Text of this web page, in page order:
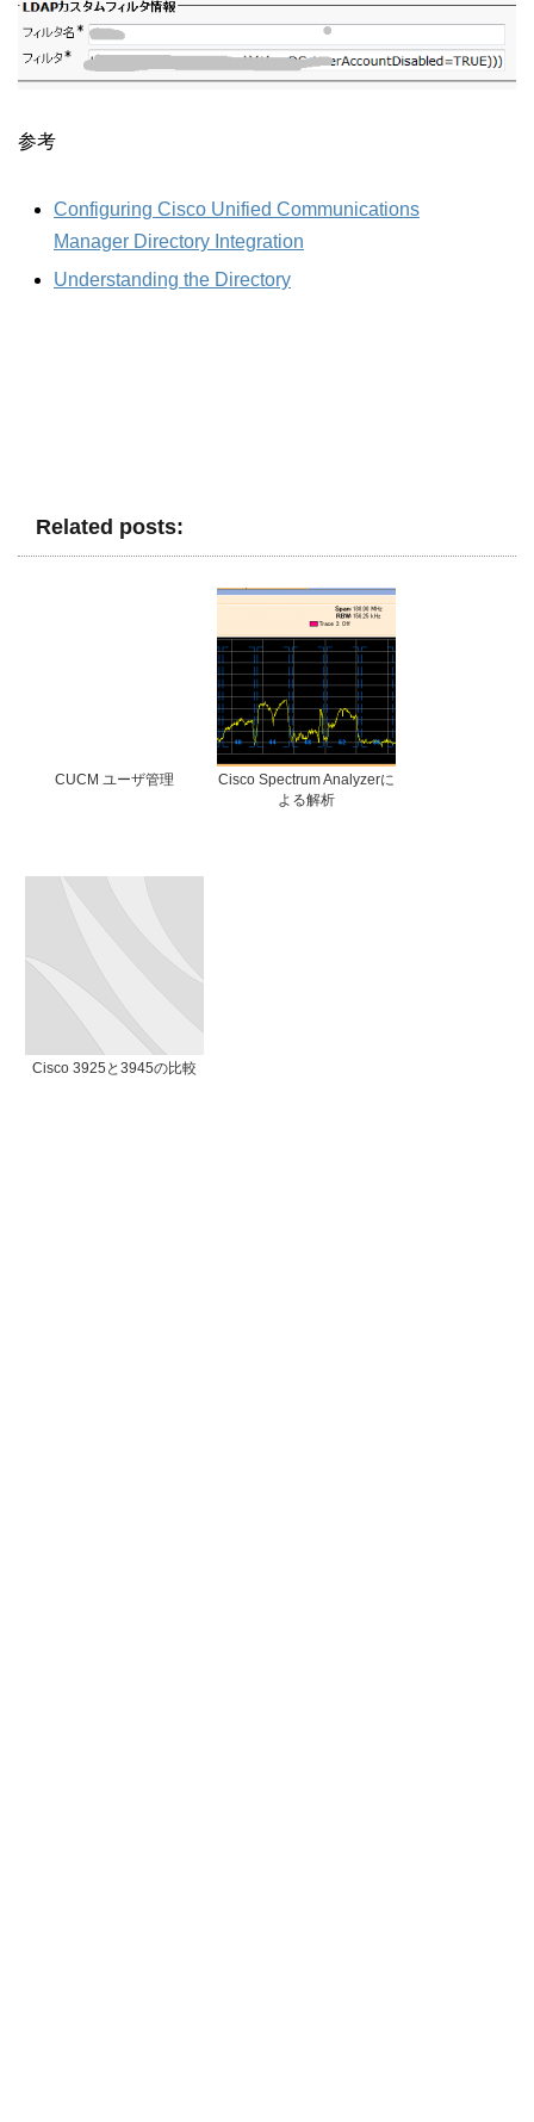
参考
Configuring Cisco Unified Communications
Manager Directory Integration
Understanding the Directory
Related posts:
CUCM ユーザ管理
Cisco Spectrum Analyzerに
よる解析
Cisco 3925と3945の比較